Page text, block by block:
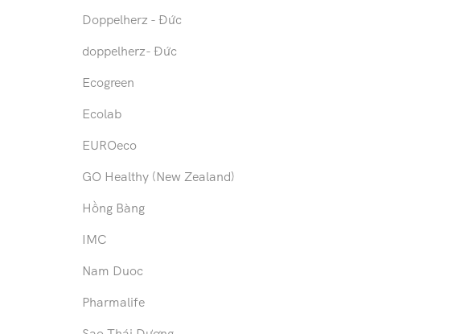
Doppelherz - Đức
doppelherz- Đức
Ecogreen
Ecolab
EUROeco
GO Healthy (New Zealand)
Hồng Bàng
IMC
Nam Duoc
Pharmalife